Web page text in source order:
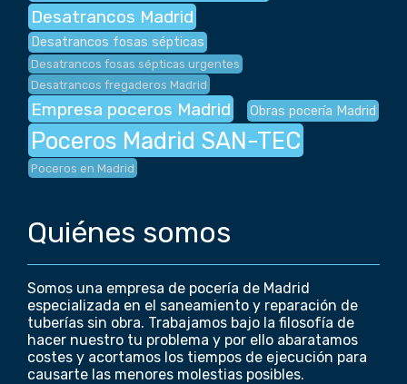
Desatrancos Madrid
Desatrancos fosas sépticas
Desatrancos fosas sépticas urgentes
Desatrancos fregaderos Madrid
Empresa poceros Madrid Obras pocería Madrid
Poceros Madrid SAN-TEC
Poceros en Madrid
Quiénes somos
Somos una empresa de pocería de Madrid
especializada en el saneamiento y reparación de
tuberías sin obra. Trabajamos bajo la filosofía de
hacer nuestro tu problema y por ello abaratamos
costes y acortamos los tiempos de ejecución para
causarte las menores molestias posibles.